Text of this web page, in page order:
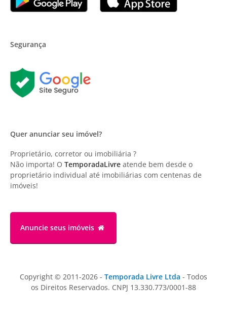
Segurança
Quer anunciar seu imóvel?
Proprietário, corretor ou imobiliária ?
Não importa! O TemporadaLivre atende bem desde o
proprietário individual até imobiliárias com centenas de
imóveis!
Anuncie seus imóveis
Copyright © 2011-2026 - Temporada Livre Ltda - Todos
os Direitos Reservados. CNPJ 13.330.773/0001-88